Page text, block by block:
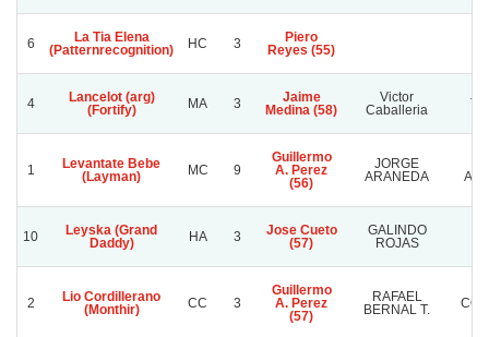
6
La Tia Elena
(Patternrecognition)
HC 3
Piero
Reyes (55)
4
Lancelot (arg)
(Fortify)
MA 3
Jaime
Medina (58)
Victor
Caballeria
1
Levantate Bebe
(Layman)
MC 9
Guillermo
A. Perez
(56)
JORGE
ARANEDA
10
Leyska (Grand
Daddy)
HA 3
Jose Cueto
(57)
GALINDO
ROJAS
2
Lio Cordillerano
(Monthir)
CC 3
Guillermo
A. Perez
(57)
RAFAEL
BERNAL T.